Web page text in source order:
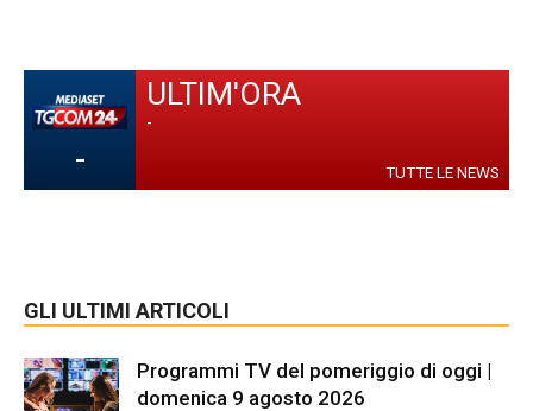
-
ULTIM'ORA
-
TUTTE LE NEWS
GLI ULTIMI ARTICOLI
Programmi TV del pomeriggio di oggi |
domenica 9 agosto 2026